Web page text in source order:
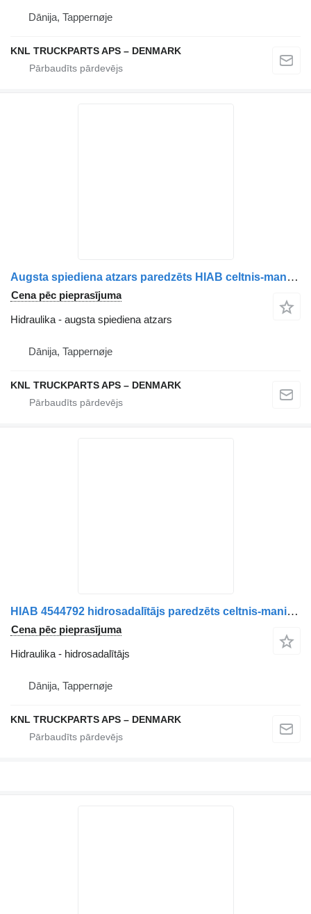
Dānija, Tappernøje
KNL TRUCKPARTS APS – DENMARK
Augsta spiediena atzars paredzēts HIAB celtnis-manipulators
Cena pēc pieprasījuma
Hidraulika - augsta spiediena atzars
Dānija, Tappernøje
KNL TRUCKPARTS APS – DENMARK
HIAB 4544792 hidrosadalītājs paredzēts celtnis-manipulators
Cena pēc pieprasījuma
Hidraulika - hidrosadalītājs
Dānija, Tappernøje
KNL TRUCKPARTS APS – DENMARK